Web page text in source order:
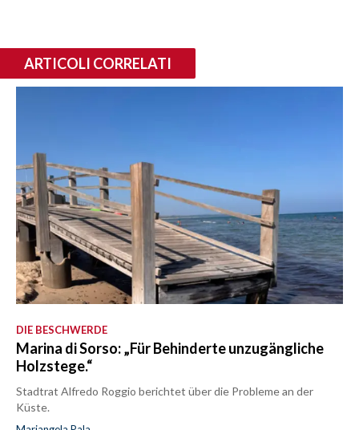
ARTICOLI CORRELATI
DIE BESCHWERDE
Marina di Sorso: „Für Behinderte unzugängliche
Holzstege.“
Stadtrat Alfredo Roggio berichtet über die Probleme an der
Küste.